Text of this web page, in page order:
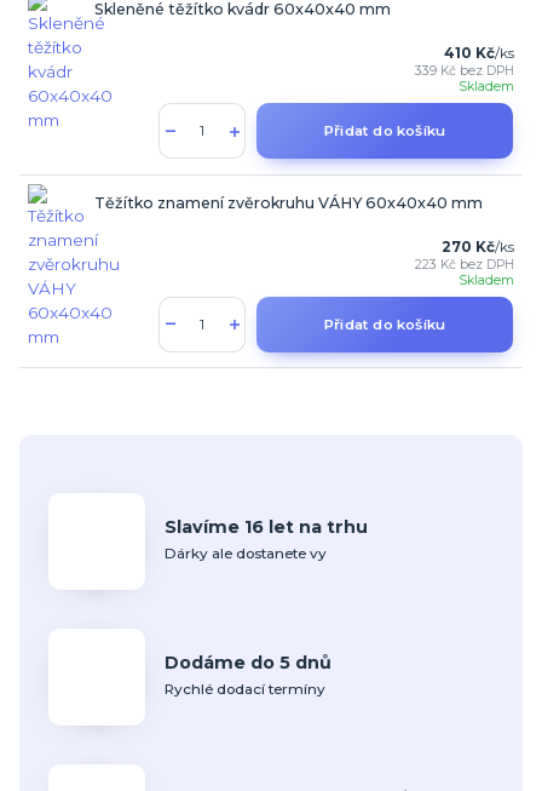
Skleněné těžítko kvádr 60x40x40 mm
410 Kč/ks
339 Kč bez DPH
Skladem
Přidat do košíku
Těžítko znamení zvěrokruhu VÁHY 60x40x40 mm
270 Kč/ks
223 Kč bez DPH
Skladem
Přidat do košíku
Slavíme 16 let na trhu
Dárky ale dostanete vy
Dodáme do 5 dnů
Rychlé dodací termíny